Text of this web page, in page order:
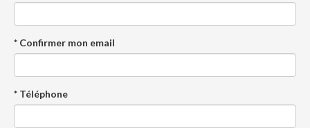
* Confirmer mon email
* Téléphone